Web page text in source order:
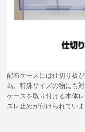
配布ケースには仕切り板
為、特殊サイズの物にも対
ケースを取り付ける本体
ズレ止めが付けられてい